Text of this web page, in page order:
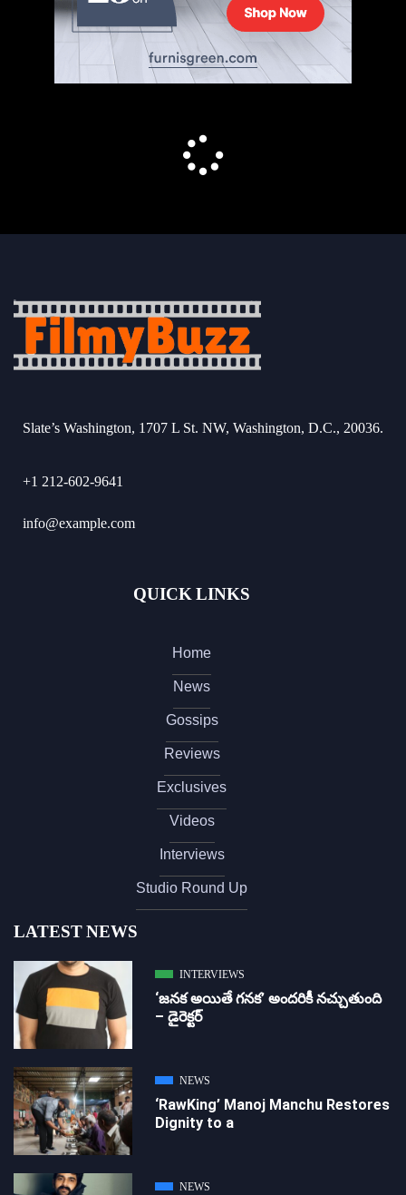
Slate’s Washington, 1707 L St. NW, Washington, D.C., 20036.
+1 212-602-9641
info@example.com
QUICK LINKS
Home
News
Gossips
Reviews
Exclusives
Videos
Interviews
Studio Round Up
LATEST NEWS
INTERVIEWS
‘జ‌న‌క అయితే గ‌న‌క‌’ అందరికీ నచ్చుతుంది
– డైరెక్ట‌ర్
NEWS
‘RawKing’ Manoj Manchu Restores
Dignity to a
NEWS